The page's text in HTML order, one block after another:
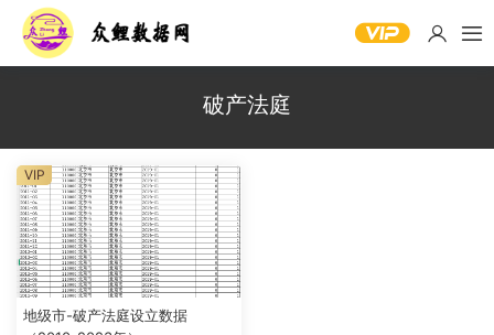
破产法庭
地级市-破产法庭设立数据
VIP